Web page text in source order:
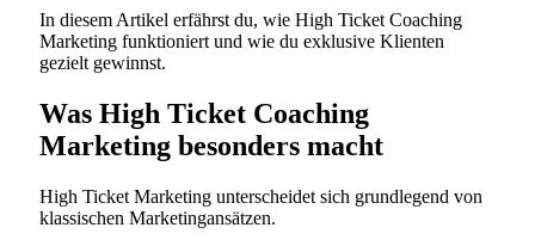
In diesem Artikel erfährst du, wie High Ticket Coaching
Marketing funktioniert und wie du exklusive Klienten
gezielt gewinnst.
Was High Ticket Coaching
Marketing besonders macht
High Ticket Marketing unterscheidet sich grundlegend von
klassischen Marketingansätzen.